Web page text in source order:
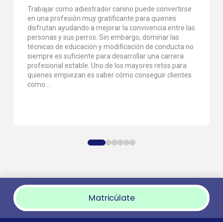
Trabajar como adiestrador canino puede convertirse
en una profesión muy gratificante para quienes
disfrutan ayudando a mejorar la convivencia entre las
personas y sus perros. Sin embargo, dominar las
técnicas de educación y modificación de conducta no
siempre es suficiente para desarrollar una carrera
profesional estable. Uno de los mayores retos para
quienes empiezan es saber cómo conseguir clientes
como ...
0 1 2 3 4 5
Matricúlate